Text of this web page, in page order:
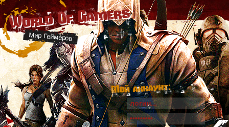
World Of Gamers
Мир Геймеров
Мой аккаунт: